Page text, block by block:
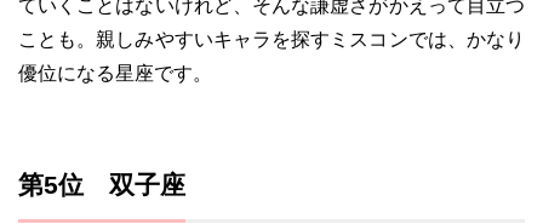
ていくことはないけれど、そんな謙虚さがかえって目立つ
ことも。親しみやすいキャラを探すミスコンでは、かなり
優位になる星座です。
第5位 双子座